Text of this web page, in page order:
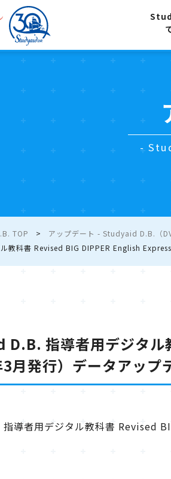
-
TOP アップデート - Studyaid D.B.（
教科書 Revised BIG DIPPER English
指導者用デジタ
3月発行）データアッ
導者用デジタル教科書 Revised